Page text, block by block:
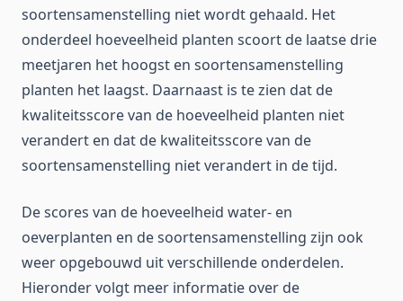
soortensamenstelling niet wordt gehaald. Het
onderdeel hoeveelheid planten scoort de laatse drie
meetjaren het hoogst en soortensamenstelling
planten het laagst. Daarnaast is te zien dat de
kwaliteitsscore van de hoeveelheid planten niet
verandert en dat de kwaliteitsscore van de
soortensamenstelling niet verandert in de tijd.
De scores van de hoeveelheid water- en
oeverplanten en de soortensamenstelling zijn ook
weer opgebouwd uit verschillende onderdelen.
Hieronder volgt meer informatie over de